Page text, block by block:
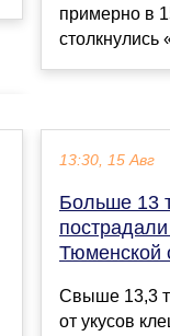
примерно в
13:30, 15 Авг
Больше 13
Тюменской
Свыше 13,3
от укусов